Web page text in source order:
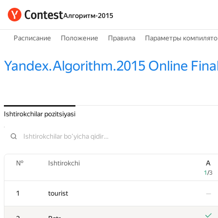
Алгоритм-2015
Расписание Положение Правила Параметры
Yandex.Algorithm.2015 Online
Ishtirokchilar pozitsiyasi
№ Ishtirokchi A
1/3
1 tourist —
№ Ishtirokchi A
1/3
1 tourist —